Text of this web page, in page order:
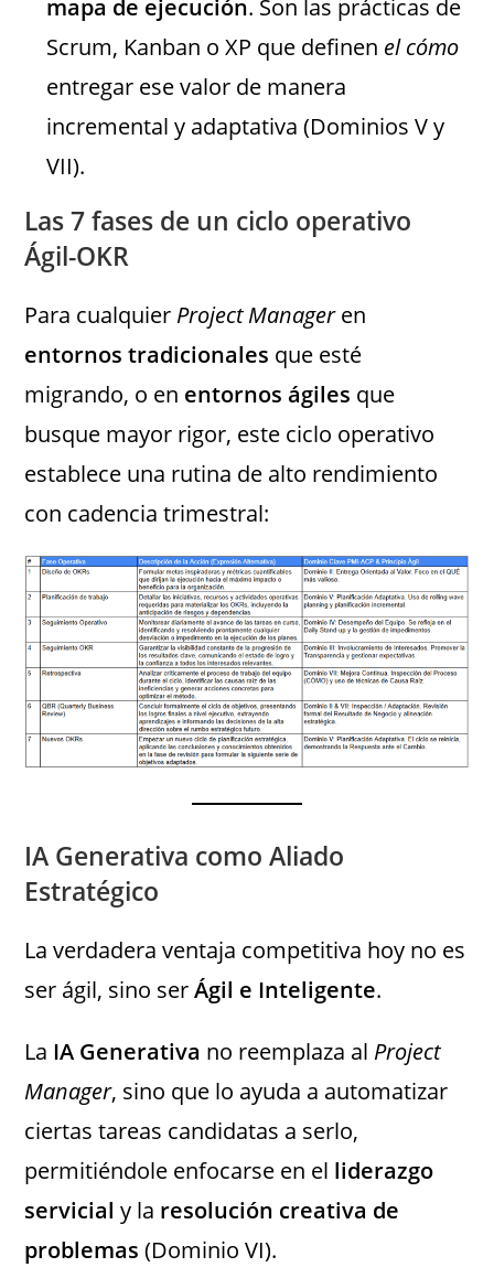
mapa de ejecución. Son las prácticas de
Scrum, Kanban o XP que definen el cómo
entregar ese valor de manera
incremental y adaptativa (Dominios V y
VII).
Las 7 fases de un ciclo operativo
Ágil-OKR
Para cualquier Project Manageren
entornos tradicionales que esté
migrando, o en entornos ágiles que
busque mayor rigor, este ciclo operativo
establece una rutina de alto rendimiento
con cadencia trimestral:
IA Generativa como Aliado
Estratégico
La verdadera ventaja competitiva hoy no es
ser ágil, sino serÁgil e Inteligente.
La IA Generativa no reemplaza al Project
Manager, sino que lo ayuda a automatizar
ciertas tareas candidatas a serlo,
permitiéndole enfocarse en el liderazgo
servicial y la resolución creativa de
problemas (Dominio VI).